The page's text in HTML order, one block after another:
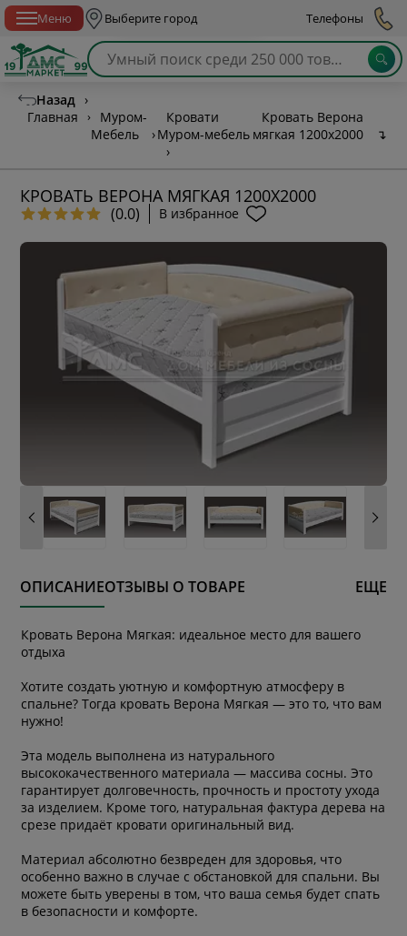
Меню Выберите город Телефоны
Назад ›
Главная
›
Муром-
Мебель
›
Кровати
Муром-мебель
›
Кровать Верона
мягкая 1200х2000
↴
КРОВАТЬ ВЕРОНА МЯГКАЯ 1200Х2000
(0.0) В избранное
ОПИСАНИЕОТЗЫВЫ О ТОВАРЕ ЕЩЕ
Кровать Верона Мягкая: идеальное место для вашего
отдыха
Хотите создать уютную и комфортную атмосферу в
спальне? Тогда кровать Верона Мягкая — это то, что вам
нужно!
Эта модель выполнена из натурального
высококачественного материала — массива сосны. Это
гарантирует долговечность, прочность и простоту ухода
за изделием. Кроме того, натуральная фактура дерева на
срезе придаёт кровати оригинальный вид.
Материал абсолютно безвреден для здоровья, что
особенно важно в случае с обстановкой для спальни. Вы
можете быть уверены в том, что ваша семья будет спать
в безопасности и комфорте.